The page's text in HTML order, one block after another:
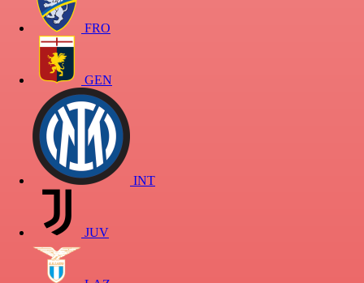
FRO
GEN
INT
JUV